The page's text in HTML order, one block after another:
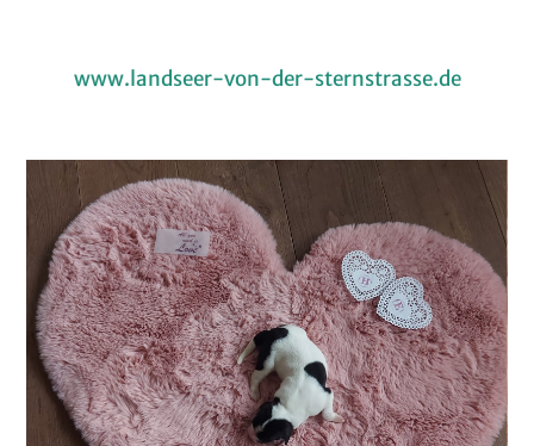
www.landseer-von-der-sternstrasse.de